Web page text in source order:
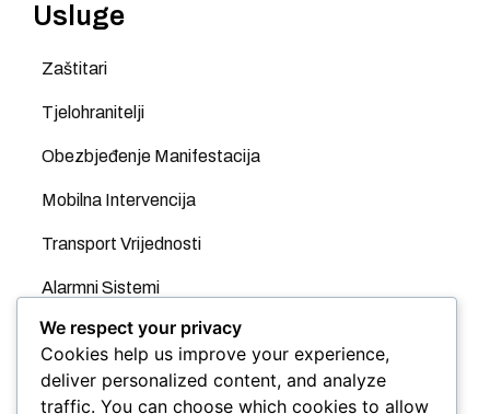
Usluge
Zaštitari
Tjelohranitelji
Obezbjeđenje Manifestacija
Mobilna Intervencija
Transport Vrijednosti
Alarmni Sistemi
Videonadzor
GPS
We respect your privacy
Cookies help us improve your experience,
deliver personalized content, and analyze
traffic. You can choose which cookies to allow